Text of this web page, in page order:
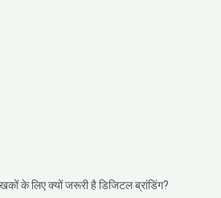
के लिए क्यों जरूरी है डिजिटल ब्रांडिंग?